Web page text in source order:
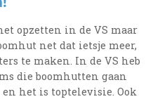
opzetten in de VS maar
net dat ietsje meer,
te maken. In de VS heb
die boomhutten gaan
het is toptelevisie. Ook